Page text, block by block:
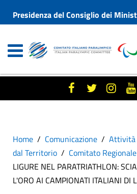
Presidenza del Consiglio dei
Home Comunicazione Attività
dal Territorio
Comitato
LIGURE NEL PARATRIATHLON:
L'ORO AI CAMPIONATI ITALIANI DI